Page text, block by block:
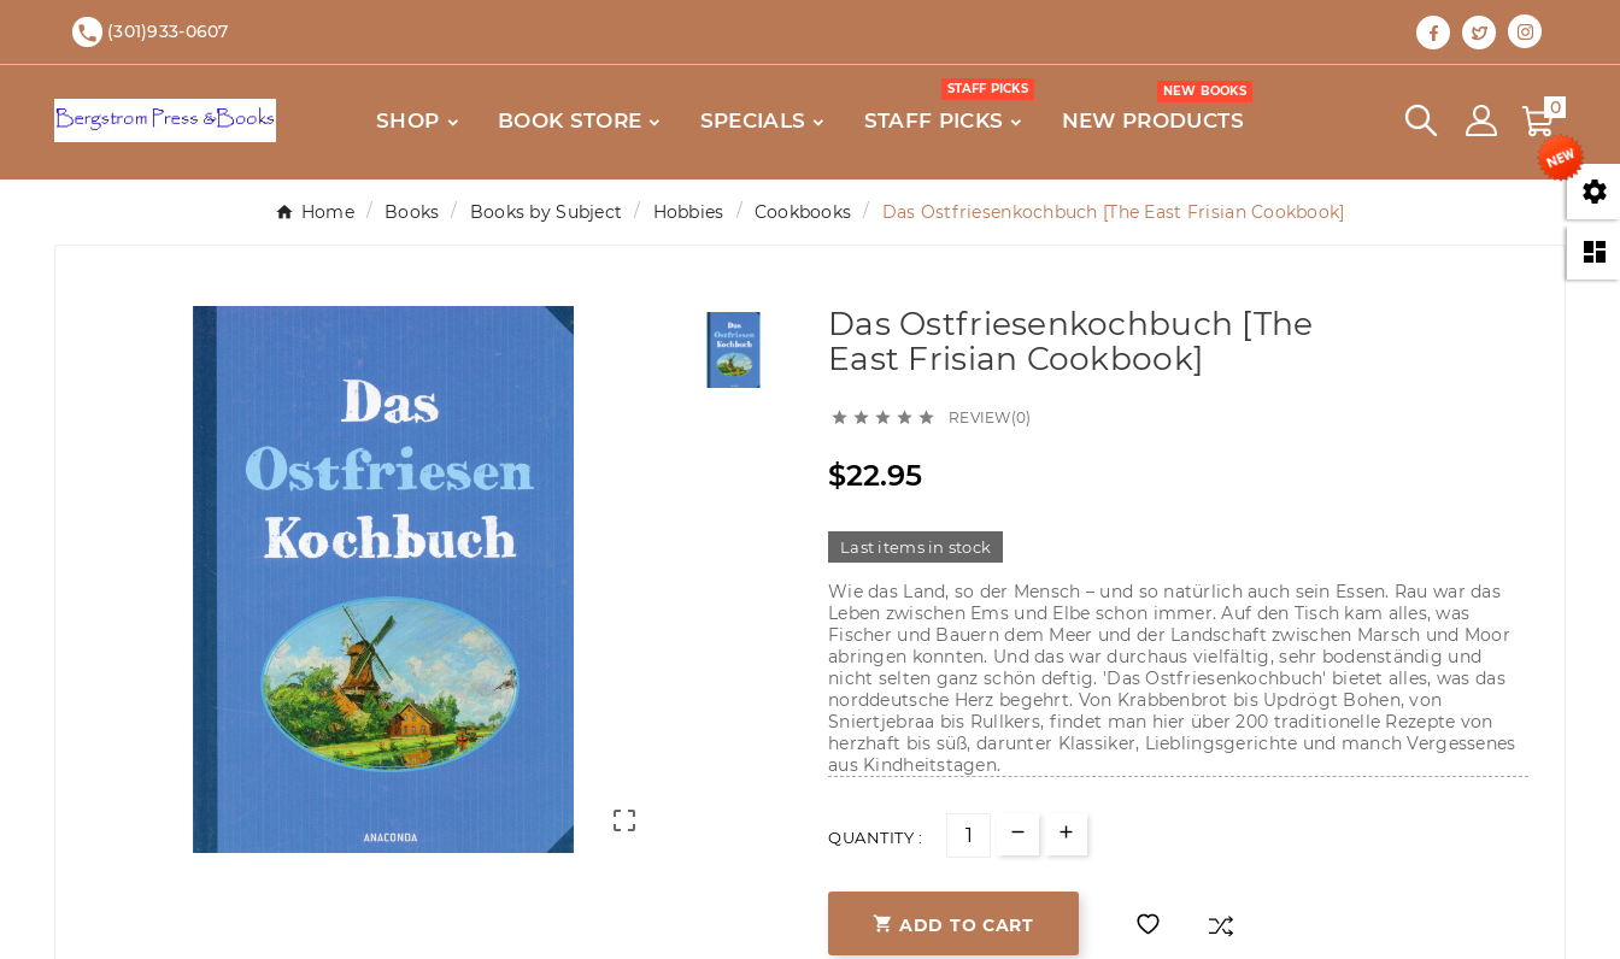


 (301)933-0607
SHOP BOOK STORE SPECIALS STAFF PICKS
STAFF PICKS
NEW PRODUCTS
NEW BOOKS
0
Home Books Books by Subject Hobbies Cookbooks Das Ostfriesenkochbuch [The East Frisian Cookbook]

Das Ostfriesenkochbuch [The
East Frisian Cookbook]
     REVIEW(0)
$22.95
Last items in stock
Wie das Land, so der Mensch – und so natürlich auch sein Essen. Rau war das
Leben zwischen Ems und Elbe schon immer. Auf den Tisch kam alles, was
Fischer und Bauern dem Meer und der Landschaft zwischen Marsch und Moor
abringen konnten. Und das war durchaus vielfältig, sehr bodenständig und
nicht selten ganz schön deftig. 'Das Ostfriesenkochbuch' bietet alles, was das
norddeutsche Herz begehrt. Von Krabbenbrot bis Updrögt Bohen, von
Sniertjebraa bis Rullkers, findet man hier über 200 traditionelle Rezepte von
herzhaft bis süß, darunter Klassiker, Lieblingsgerichte und manch Vergessenes
aus Kindheitstagen.
QUANTITY :
 ADD TO CART